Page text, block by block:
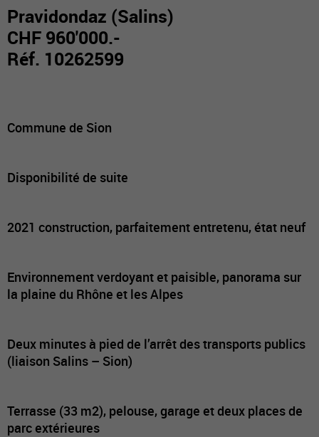
Pravidondaz (Salins)
CHF 960'000.-
Réf. 10262599
Commune de Sion
Disponibilité de suite
2021 construction, parfaitement entretenu, état neuf
Environnement verdoyant et paisible, panorama sur
la plaine du Rhône et les Alpes
Deux minutes à pied de l’arrêt des transports publics
(liaison Salins – Sion)
Terrasse (33 m2), pelouse, garage et deux places de
parc extérieures